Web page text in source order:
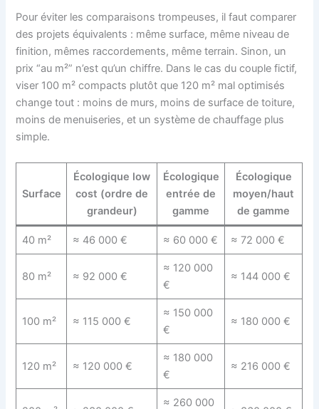
Pour éviter les comparaisons trompeuses, il faut comparer
des projets équivalents : même surface, même niveau de
finition, mêmes raccordements, même terrain. Sinon, un
prix “au m²” n’est qu’un chiffre. Dans le cas du couple fictif,
viser 100 m² compacts plutôt que 120 m² mal optimisés
change tout : moins de murs, moins de surface de toiture,
moins de menuiseries, et un système de chauffage plus
simple.
Surface
Écologique low
cost (ordre de
grandeur)
Écologique
entrée de
gamme
Écologique
moyen/haut
de gamme
40 m² ≈ 46 000 € ≈ 60 000 € ≈ 72 000 €
80 m² ≈ 92 000 €
≈ 120 000
€
≈ 144 000 €
100 m² ≈ 115 000 €
≈ 150 000
€
≈ 180 000 €
120 m² ≈ 120 000 €
≈ 180 000
€
≈ 216 000 €
≈ 260 000